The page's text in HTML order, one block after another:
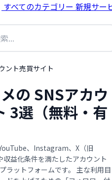
すべてのカテゴリー 新規サー
ント売買サイト
の SNSアカウ
3選（無料・有
、Instagram、X（旧
益化条件を満たしたアカウント
ラットフォームです。 主な利用目